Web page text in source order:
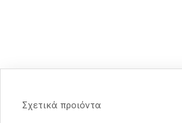
Σχετικά προιόντα